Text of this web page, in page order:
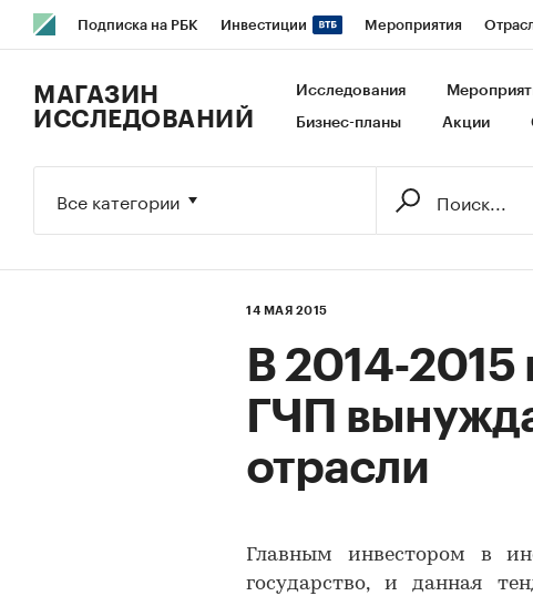
Подписка на РБК Инвестиции Мероприятия
Исследования Кредитные рейтинги Франшизы Газета
МАГАЗИН
ИССЛЕДОВАНИЙ
Исследования
Бизнес-планы Акции
Все категории
14 МАЯ 2015
В 2014-2015
ГЧП
отрасли
Главным инвестором в
государство, и данная